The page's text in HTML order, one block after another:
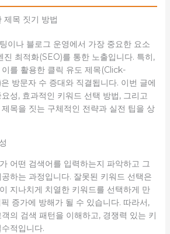
제목 짓기 방법
이나 블로그 운영에서 가장 중요한 요소
진 최적화(SEO)를 통한 노출입니다. 특히,
를 활용한 클릭 유도 제목(Click-
방문자 수 증대와 직결됩니다. 이번 글에
성, 효과적인 키워드 선택 방법, 그리고
목을 짓는 구체적인 전략과 실전 팁을 상
어떤 검색어를 입력하는지 파악하고 그
하는 과정입니다. 잘못된 키워드 선택은
지나치게 치열한 키워드를 선택하게 만
증가에 방해가 될 수 있습니다. 따라서,
의 검색 패턴을 이해하고, 경쟁력 있는 키
적입니다.